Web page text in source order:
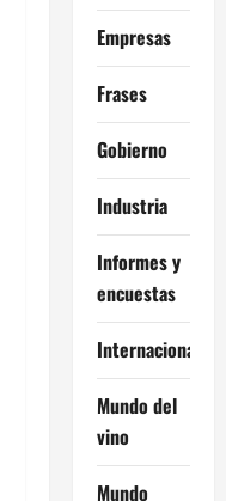
Empresas
Frases
Gobierno
Industria
Informes y
encuestas
Internacional
Mundo del
vino
Mundo